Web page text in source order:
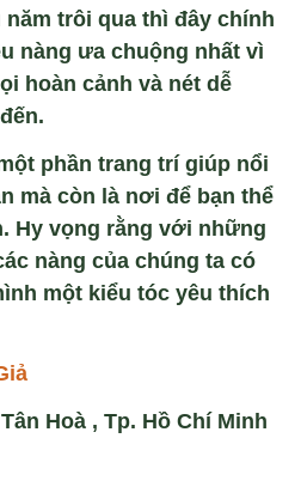
trôi qua thì đây chính
nàng ưa chuộng nhất vì
hoàn cảnh và nét dễ
phần trang trí giúp nổi
mà còn là nơi để bạn thể
Hy vọng rằng với những
nàng của chúng ta có
một kiểu tóc yêu thích
Hoà , Tp. Hồ Chí Minh